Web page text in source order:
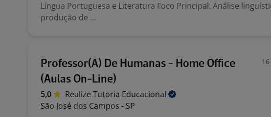
Língua Portuguesa e Literatura Foco Principal: Análise
produção de ...
Professor(A) De Humanas - Home Office
(Aulas On-Line)
5,0 Realize Tutoria Educacional
São José dos Campos - SP